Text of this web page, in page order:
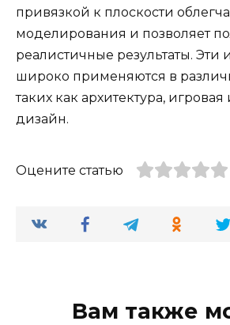
привязкой к плоскости
моделирования и позволяет
реалистичные результаты. Эти
широко применяются в
таких как архитектура,
дизайн.
Оцените статью
Вам также